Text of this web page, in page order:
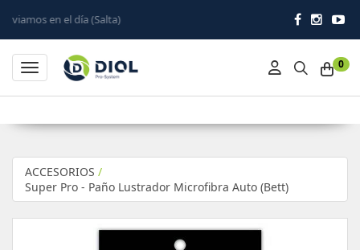
día (Salta)
0
Toggle navigation
ACCESORIOS /
Super Pro - Paño Lustrador Microfibra Auto (Bett)